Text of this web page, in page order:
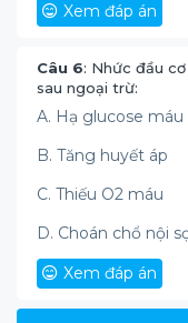
Xem đáp án
Câu 6: Nhức đầu
sau ngoại trừ:
A. Hạ glucose máu
B. Tăng huyết áp
C. Thiếu O2 máu
D. Choán chổ nội
Xem đáp án